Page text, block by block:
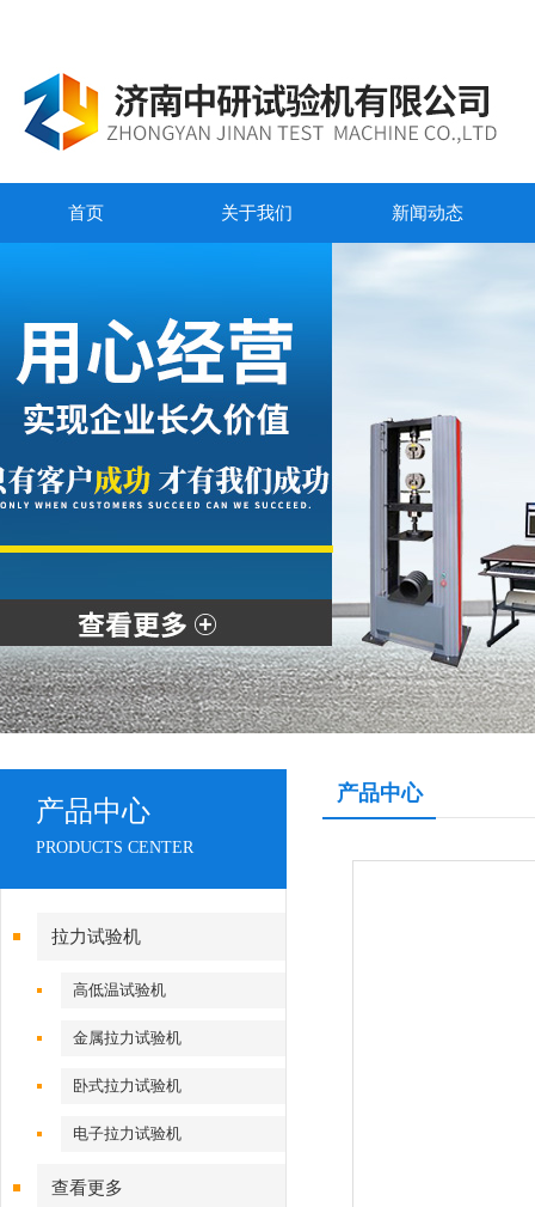
首页 关于我们 新闻动态
产品中心
PRODUCTS CENTER
拉力试验机
高低温试验机
金属拉力试验机
卧式拉力试验机
电子拉力试验机
查看更多
产品中心